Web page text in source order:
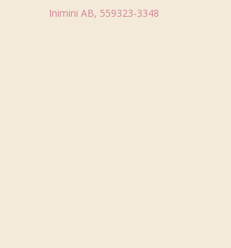
Inimini AB, 559323-3348